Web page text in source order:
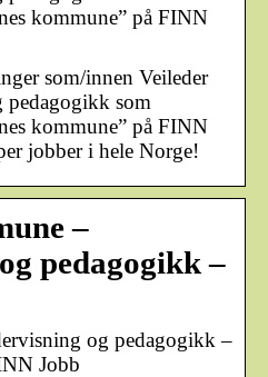
kommune” på FINN
som/innen Veileder
pedagogikk som
kommune” på FINN
jobber i hele Norge!
–
pedagogikk –
og pedagogikk –
Jobb